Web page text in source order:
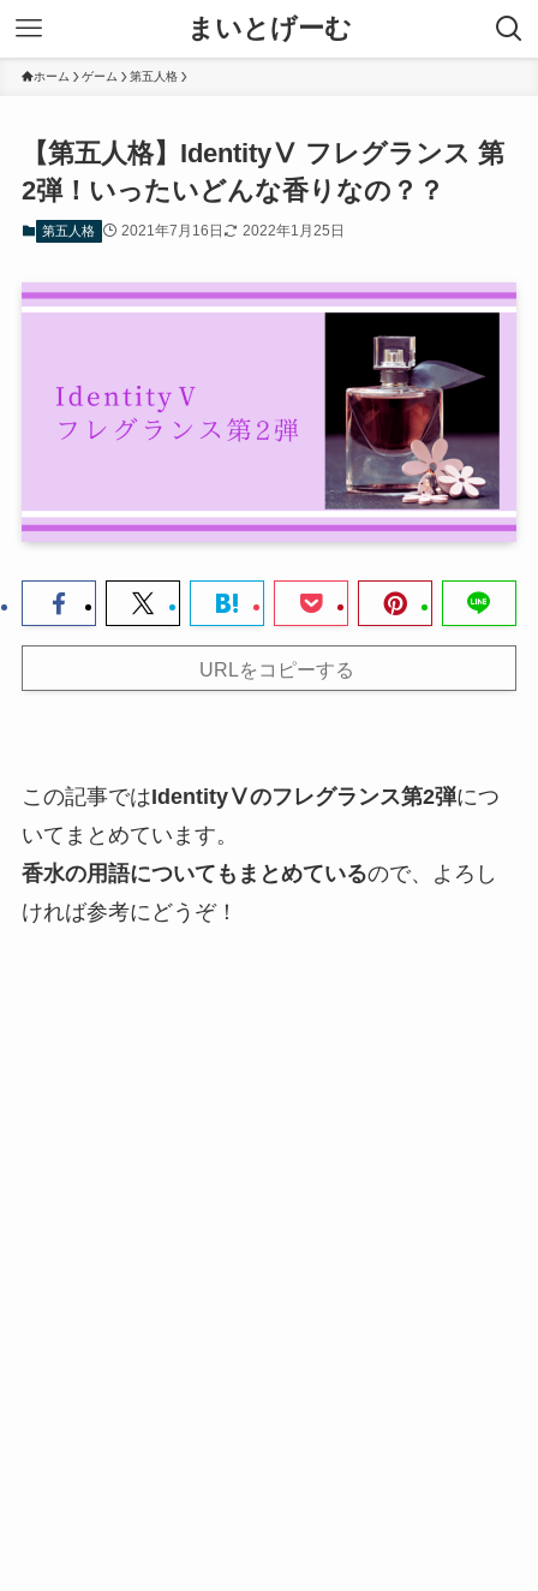
まいとげーむ
ホーム ゲーム 第五人格
【第五人格】IdentityⅤ フレグランス 第
2弾！いったいどんな香りなの？？
第五人格 2021年7月16日 2022年1月25日
URLをコピーする
この記事ではIdentityⅤのフレグランス第2弾につ
いてまとめています。
香水の用語についてもまとめているので、よろし
ければ参考にどうぞ！